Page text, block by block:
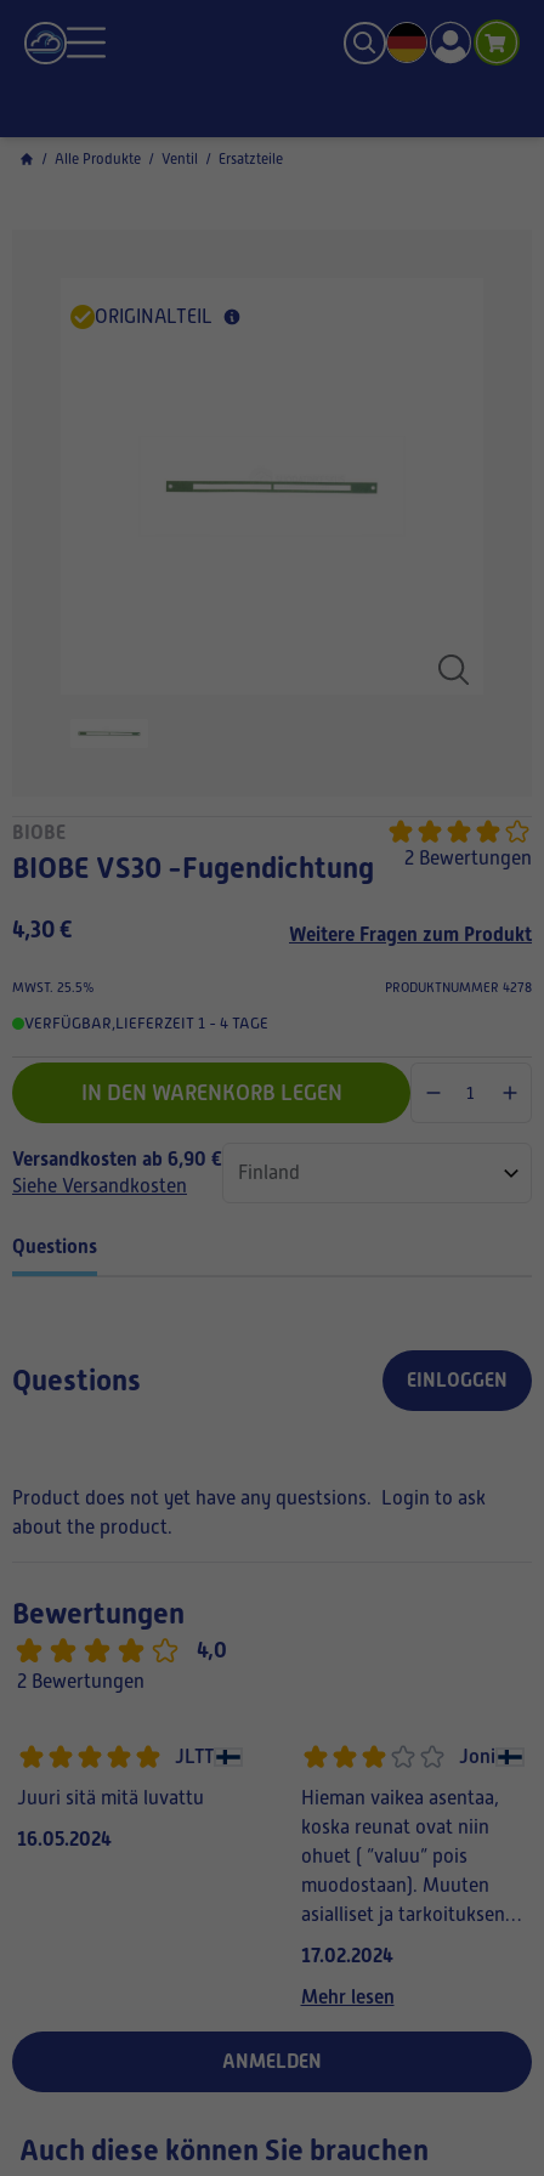
/ Alle Produkte / Ventil / Ersatzteile
ORIGINALTEIL
BIOBE
BIOBE VS30 -Fugendichtung 2 Bewertungen
4,30 € Weitere Fragen zum Produkt
MWST. 25.5% PRODUKTNUMMER 4278
VERFÜGBAR LIEFERZEIT 1 - 4 TAGE
IN DEN WARENKORB LEGEN
Versandkosten ab 6,90 €
Siehe Versandkosten
Questions
Questions EINLOGGEN
Product does not yet have any questsions.
Login to ask
about the product.
Bewertungen
4,0
2 Bewertungen
JLTT
Juuri sitä mitä luvattu
16.05.2024
Joni
Hieman vaikea asentaa,
koska reunat ovat niin
ohuet ( ”valuu” pois
muodostaan). Muuten
asialliset ja tarkoituksensa
ajavat keksinnöt
17.02.2024
Mehr lesen
ANMELDEN
Auch diese können Sie brauchen